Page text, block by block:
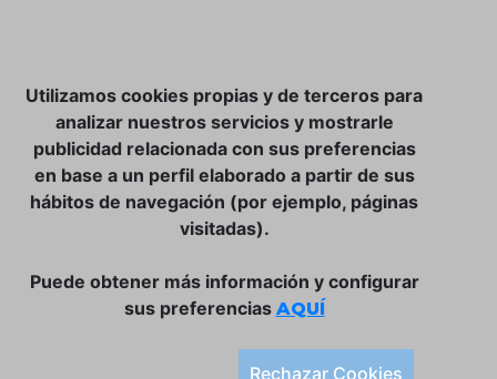
CLUB VINATER
CONTACTO
TIENDA ONLINE:
Plaça de la Llibertat, 22, 07760 Ciutadella
Tlf. 971 93 78 75
Utilizamos cookies propias y de terceros para
analizar nuestros servicios y mostrarle
publicidad relacionada con sus preferencias
en base a un perfil elaborado a partir de sus
hábitos de navegación (por ejemplo, páginas
visitadas).
Puede obtener más información y configurar
sus preferencias AQUÍ
Rechazar Cookies